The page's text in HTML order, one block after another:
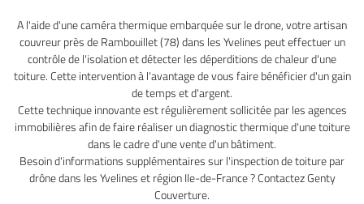
A l'aide d'une caméra thermique embarquée sur le drone, votre artisan
couvreur près de Rambouillet (78) dans les Yvelines peut effectuer un
contrôle de l'isolation et détecter les déperditions de chaleur d'une
toiture. Cette intervention à l'avantage de vous faire bénéficier d'un gain
de temps et d'argent.
Cette technique innovante est régulièrement sollicitée par les agences
immobilières afin de faire réaliser un diagnostic thermique d'une toiture
dans le cadre d'une vente d'un bâtiment.
Besoin d'informations supplémentaires sur l'inspection de toiture par
drône dans les Yvelines et région Ile-de-France ? Contactez Genty
Couverture.